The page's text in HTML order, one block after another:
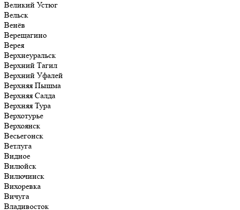
Великий Устюг
Вельск
Венёв
Верещагино
Верея
Верхнеуральск
Верхний Тагил
Верхний Уфалей
Верхняя Пышма
Верхняя Салда
Верхняя Тура
Верхотурье
Верхоянск
Весьегонск
Ветлуга
Видное
Вилюйск
Вилючинск
Вихоревка
Вичуга
Владивосток